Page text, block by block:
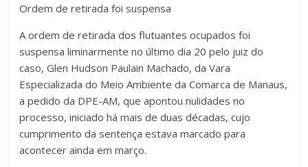
Ordem de retirada foi suspensa
A ordem de retirada dos flutuantes ocupados foi
suspensa liminarmente no último dia 20 pelo juiz do
caso, Glen Hudson Paulain Machado, da Vara
Especializada do Meio Ambiente da Comarca de Manaus,
a pedido da DPE-AM, que apontou nulidades no
processo, iniciado há mais de duas décadas, cujo
cumprimento da sentença estava marcado para
acontecer ainda em março.